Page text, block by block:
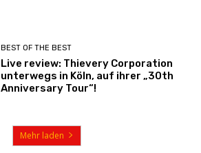
BEST OF THE BEST
Live review: Thievery Corporation
unterwegs in Köln, auf ihrer „30th
Anniversary Tour“!
Mehr laden